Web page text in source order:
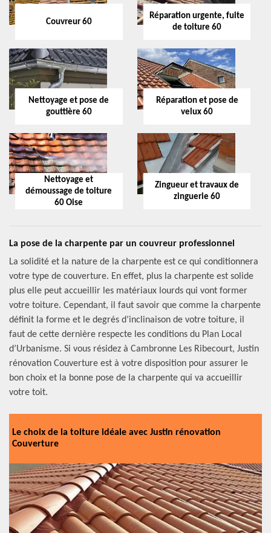
Couvreur 60
Réparation urgente, fuite
de toiture 60
Nettoyage et pose de
gouttière 60
Réparation et pose de
velux 60
Nettoyage et
démoussage de toiture
60 Oise
Zingueur et travaux de
zinguerie 60
La pose de la charpente par un couvreur professionnel
La solidité et la nature de la charpente est ce qui conditionnera
votre type de couverture. En effet, plus la charpente est solide
plus elle peut accueillir les matériaux lourds qui vont former
votre toiture. Cependant, il faut savoir que comme la charpente
définit la forme et le degrés d’inclinaison de votre toiture, il
faut de cette dernière respecte les conditions du Plan Local
d’Urbanisme. Si vous résidez à Cambronne Les Ribecourt, Justin
rénovation Couverture est à votre disposition pour assurer le
bon choix et la bonne pose de la charpente qui va accueillir
votre toit.
Le choix de la toiture idéale avec Justin rénovation
Couverture